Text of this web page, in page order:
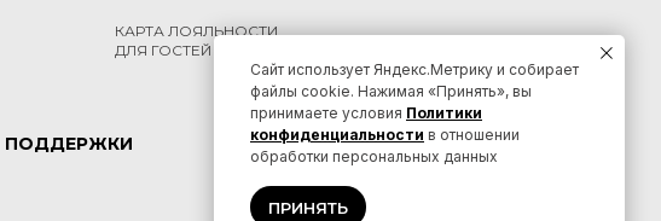
КАРТА ЛОЯЛЬНОСТИ
ДЛЯ ГОСТЕЙ КРАЯ
ПОДДЕРЖКИ КОНТАКТЫ
Сайт использует Яндекс.Метрику и собирает
файлы cookie. Нажимая «Принять», вы
принимаете условия Политики
конфиденциальности в отношении
обработки персональных данных
ПРИНЯТЬ